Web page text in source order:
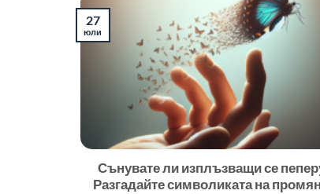
Сънувате ли изплъзващи се
Разгадайте символиката на
27
юли